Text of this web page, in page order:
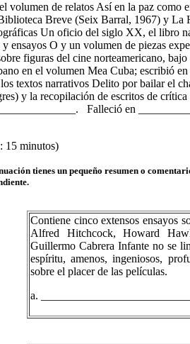
volumen de relatos Así en la paz como
Breve (Seix Barral, 1967) y La
Un oficio del siglo XX, el libro
ensayos O y un volumen de piezas
figuras del cine norteamericano,
en el volumen Mea Cuba; escribió
textos narrativos Delito por bailar el
y la recopilación de escritos de
Falleció en
15 minutos)
tienes un pequeño resumen o
Contiene cinco extensos ensayos
Alfred Hitchcock, Howard
Guillermo Cabrera Infante no se
espíritu, amenos, ingeniosos,
sobre el placer de las películas.
a.